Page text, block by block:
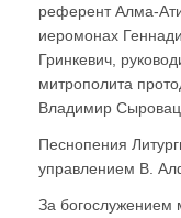
референт Алма-
иеромонах
Гринкевич,
митрополита
Владимир
Песнопения
управлением В.
За богослужением